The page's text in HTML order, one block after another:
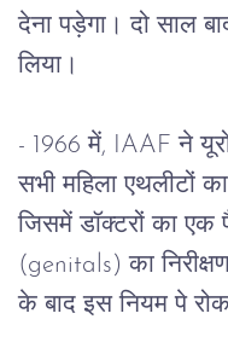
देना पड़ेगा। दो साल
लिया।
- 1966 में, IAAF ने
सभी महिला एथलीटों का
जिसमें डॉक्टरों का एक
(genitals) का
के बाद इस नियम पे